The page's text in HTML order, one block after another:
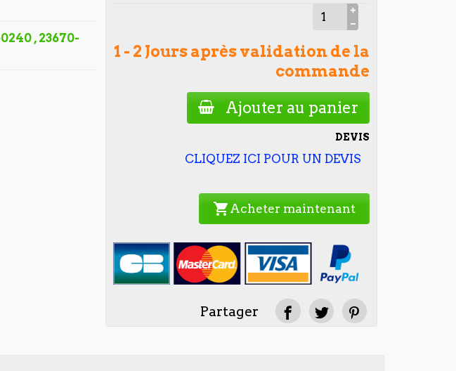
, 23670-
1 - 2 Jours après validation de la
commande
Ajouter au panier
DEVIS
CLIQUEZ ICI POUR UN DEVIS
shopping_cart Acheter maintenant
Partager